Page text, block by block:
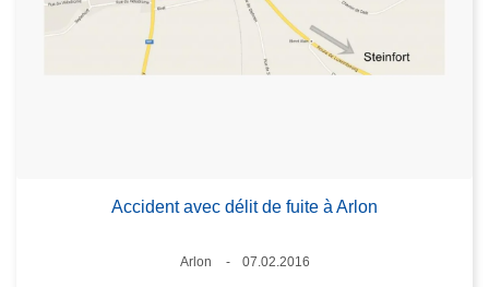
Accident avec délit de fuite à Arlon
Standort
Arlon
07.02.2016